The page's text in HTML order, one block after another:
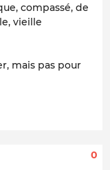
compassé, de
vieille
mais pas pour
0